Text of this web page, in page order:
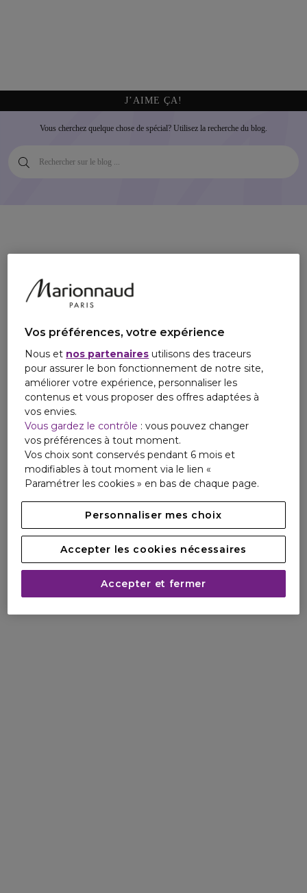
J’AIME ÇA!
Vous cherchez quelque chose de spécial? Utilisez la recherche du blog.
Vos préférences, votre expérience
Nous et nos partenaires utilisons des traceurs
pour assurer le bon fonctionnement de notre site,
améliorer votre expérience, personnaliser les
contenus et vous proposer des offres adaptées à
vos envies.
Vous gardez le contrôle : vous pouvez changer
vos préférences à tout moment.
Vos choix sont conservés pendant 6 mois et
modifiables à tout moment via le lien «
Paramétrer les cookies » en bas de chaque page.
Personnaliser mes choix
Accepter les cookies nécessaires
Accepter et fermer